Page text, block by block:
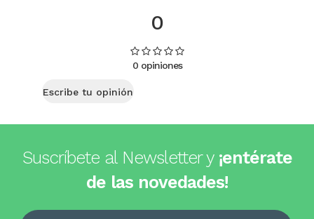
0
0 opiniones
Escribe tu opinión
Suscríbete al Newsletter y ¡entérate
de las novedades!